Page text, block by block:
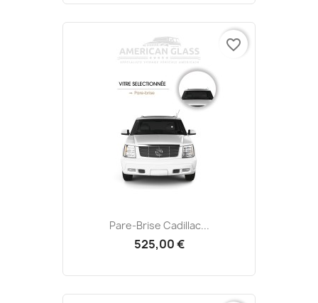
Pare-Brise Cadillac...
525,00 €
favorite_border